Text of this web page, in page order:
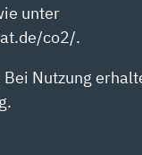
unter
co2/.
Nutzung